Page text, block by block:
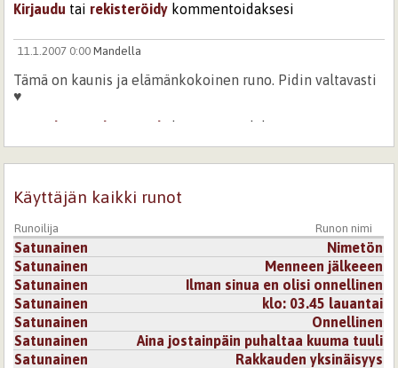
Kirjaudu tai rekisteröidy kommentoidaksesi
11.1.2007 0:00 Mandella
Tämä on kaunis ja elämänkokoinen runo. Pidin valtavasti
♥
Kirjaudu
rekisteröidy kommentoidaksesi
Käyttäjän kaikki runot
Runoilija Runon nimi
Satunainen
Nimetön
Satunainen
Menneen jälkeeen
Satunainen
Ilman sinua en olisi onnellinen
Satunainen
klo: 03.45 lauantai
Satunainen
Onnellinen
Satunainen
Aina jostainpäin puhaltaa kuuma tuuli
Satunainen
Rakkauden yksinäisyys